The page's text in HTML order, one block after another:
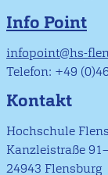
Info Point
infopoint@hs-
Telefon: +49
Kontakt
Hochschule
Kanzleistraße
24943 Flensburg